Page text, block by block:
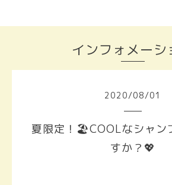
インフォメーシ
2020/08/01
夏限定！🏖️COOLなシャン
すか？💖